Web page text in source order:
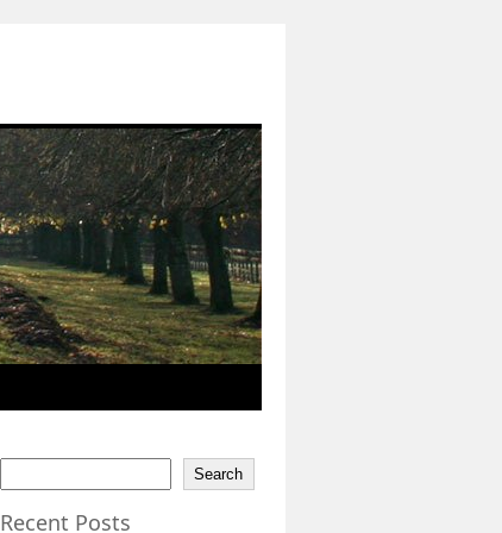
Search
Recent Posts